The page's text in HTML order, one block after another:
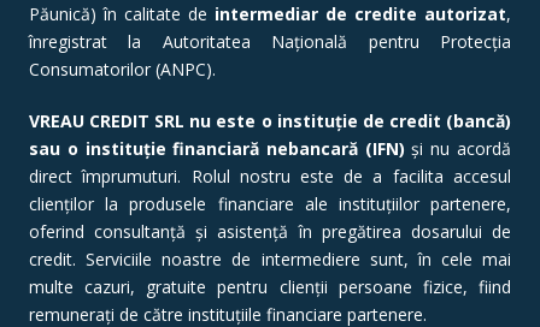
Păunică) în calitate de intermediar de credite autorizat,
înregistrat la Autoritatea Națională pentru Protecția
Consumatorilor (ANPC).
VREAU CREDIT SRL nu este o instituție de credit (bancă)
sau o instituție financiară nebancară (IFN) și nu acordă
direct împrumuturi. Rolul nostru este de a facilita accesul
clienților la produsele financiare ale instituțiilor partenere,
oferind consultanță și asistență în pregătirea dosarului de
credit. Serviciile noastre de intermediere sunt, în cele mai
multe cazuri, gratuite pentru clienții persoane fizice, fiind
remunerați de către instituțiile financiare partenere.